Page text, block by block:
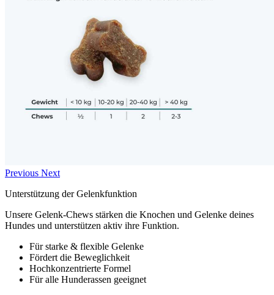
Previous Next
Unterstützung der Gelenkfunktion
Unsere Gelenk-Chews stärken die Knochen und Gelenke deines
Hundes und unterstützen aktiv ihre Funktion.
Für starke & flexible Gelenke
Fördert die Beweglichkeit
Hochkonzentrierte Formel
Für alle Hunderassen geeignet